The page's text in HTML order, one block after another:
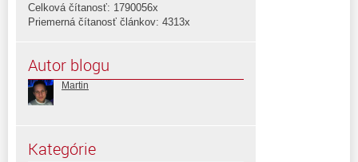
Celková čítanosť: 1790056x
Priemerná čítanosť článkov: 4313x
Autor blogu
Martin
Kategórie